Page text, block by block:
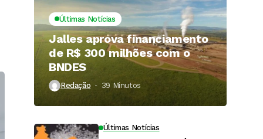
Últimas Notícias
Jalles aprova financiamento
de R$ 300 milhões com o
BNDES
Redação 39 Minutos ⁮
Últimas Notícias